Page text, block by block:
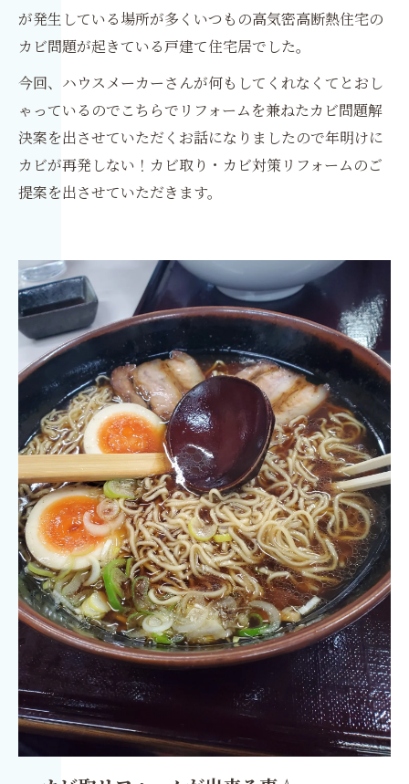
が発生している場所が多くいつもの高気密高断熱住宅の
カビ問題が起きている戸建て住宅居でした。
今回、ハウスメーカーさんが何もしてくれなくてとおし
ゃっているのでこちらでリフォームを兼ねたカビ問題解
決案を出させていただくお話になりましたので年明けに
カビが再発しない！カビ取り・カビ対策リフォームのご
提案を出させていただきます。